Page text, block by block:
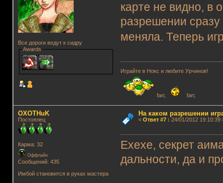
Все дороги ведут к сидру
Awards
карте не видно, в
разрешении сразу
меняла. Теперь
Играйте в Нокс и любите Урчинов!
fan; fan;
OXOTHuK
Постоялец
Карма: 32
Оффлайн
Сообщений: 435
Имбой становится в руках мастера
На каком разрешении
« Ответ #7: 24/01/2012 19:10:39
Ехехе, секрет
дальности, да и